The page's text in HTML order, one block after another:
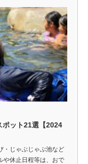
ポット21選【2024
・じゃぶじゃぶ池など
や休止日程等は、おで